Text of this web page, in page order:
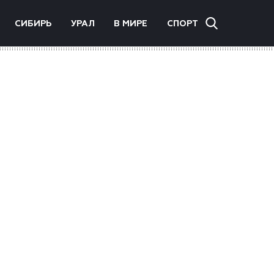
СИБИРЬ УРАЛ В МИРЕ СПОРТ